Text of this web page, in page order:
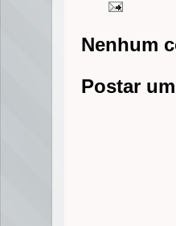
Nenhum
Postar